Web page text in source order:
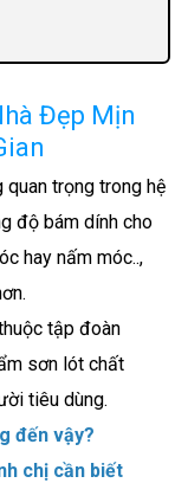
Đẹp Mịn
trọng trong hệ
độ bám dính cho
hay nấm móc..,
tập đoàn
sơn lót chất
tiêu dùng.
đến vậy?
chị cần biết